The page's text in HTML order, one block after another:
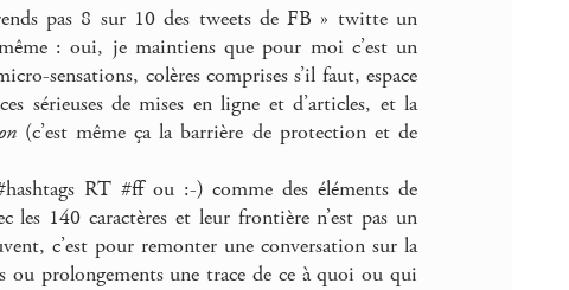
pas 8 sur 10 des tweets de FB » twitte un
: oui, je maintiens que pour moi c’est un
sensations, colères comprises s’il faut, espace
sérieuses de mises en ligne et d’articles, et la
(c’est même ça la barrière de protection et de
RT #ff ou :-) comme des éléments de
les 140 caractères et leur frontière n’est pas un
c’est pour remonter une conversation sur la
ou prolongements une trace de ce à quoi ou qui